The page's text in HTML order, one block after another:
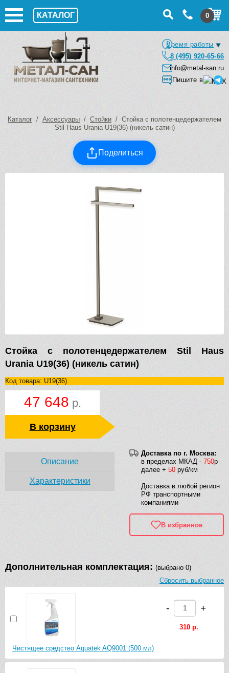
КАТАЛОГ 0
Время работы
8 (495) 920-65-66
info@metal-san.ru
Пишите в
Каталог / Аксессуары / Стойки / Стойка с полотенцедержателем
Stil Haus Urania U19(36) (никель сатин)
Поделиться
Стойка с полотенцедержателем Stil Haus
Urania U19(36) (никель сатин)
Код товара: U19(36)
47 648 р.
В корзину
Доставка по г. Москва:
в пределах МКАД - 750р
далее + 50 руб/км
Доставка в любой регион
РФ транспортными
компаниями
В избранное
Описание
Характеристики
Дополнительная комплектация: (выбрано 0)
Сбросить выбранное
Чистящее средство Aquatek AQ9001 (500 мл)
- +
310 р.